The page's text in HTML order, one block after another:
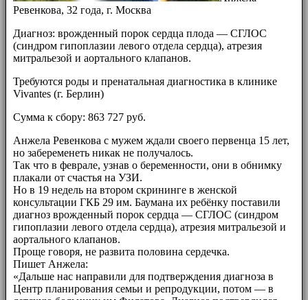
Ревенкова, 32 года, г. Москва
Диагноз: врожденный порок сердца плода — СГЛОС
(синдром гипоплазии левого отдела сердца), атрезия
митральезой и аортального клапанов.
Требуются роды и пренатальная диагностика в клинике
Vivantes (г. Берлин)
Сумма к сбору: 863 727 руб.
Анжела Ревенкова с мужем ждали своего первенца 15 лет,
но забеременеть никак не получалось.
Так что в феврале, узнав о беременности, они в обнимку
плакали от счастья на УЗИ.
Но в 19 недель на втором скрининге в женской
консультации ГКБ 29 им. Баумана их ребёнку поставили
диагноз врожденный порок сердца — СГЛОС (синдром
гипоплазии левого отдела сердца), атрезия митральезой и
аортального клапанов.
Проще говоря, не развита половина сердечка.
Пишет Анжела:
«Дальше нас направили для подтверждения диагноза в
Центр планирования семьи и репродукции, потом — в